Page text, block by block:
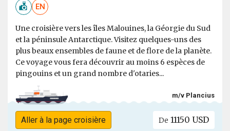
EN
Une croisière vers les îles Malouines, la Géorgie du Sud
et la péninsule Antarctique. Visitez quelques-uns des
plus beaux ensembles de faune et de flore de la planète.
Ce voyage vous fera découvrir au moins 6 espèces de
pingouins et un grand nombre d'otaries...
m/v Plancius
Aller à la page croisière De 11150 USD